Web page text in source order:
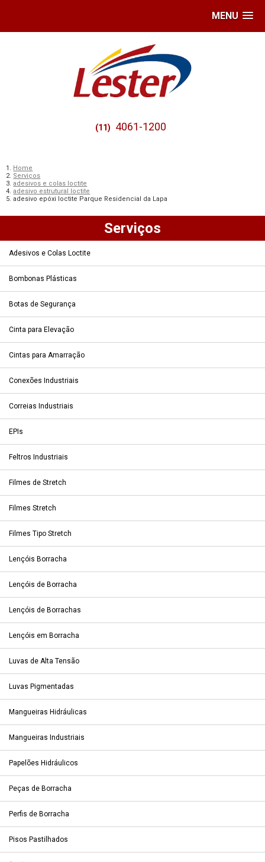
MENU
(11) 4061-1200
Home
Serviços
adesivos e colas loctite
adesivo estrutural loctite
adesivo epóxi loctite Parque Residencial da Lapa
Serviços
Adesivos e Colas Loctite
Bombonas Plásticas
Botas de Segurança
Cinta para Elevação
Cintas para Amarração
Conexões Industriais
Correias Industriais
EPIs
Feltros Industriais
Filmes de Stretch
Filmes Stretch
Filmes Tipo Stretch
Lençóis Borracha
Lençóis de Borracha
Lençóis de Borrachas
Lençóis em Borracha
Luvas de Alta Tensão
Luvas Pigmentadas
Mangueiras Hidráulicas
Mangueiras Industriais
Papelões Hidráulicos
Peças de Borracha
Perfis de Borracha
Pisos Pastilhados